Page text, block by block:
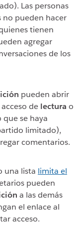
Las personas
no pueden hacer
tienen
agregar
de los
pueden abrir
de lectura o
que se haya
limitado),
comentarios.
una lista limita el
pueden
a las demás
el enlace al
acceso.